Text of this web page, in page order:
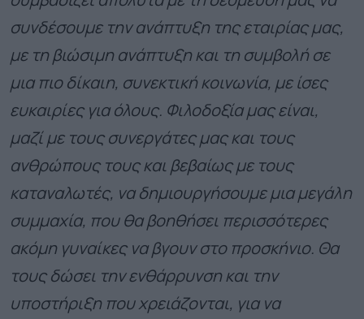
συνδέσουμε την ανάπτυξη της εταιρίας μας,
με τη βιώσιμη ανάπτυξη και τη συμβολή σε
μια πιο δίκαιη, συνεκτική κοινωνία, με ίσες
ευκαιρίες για όλους. Φιλοδοξία μας είναι,
μαζί με τους συνεργάτες μας και τους
ανθρώπους τους και βεβαίως με τους
καταναλωτές, να δημιουργήσουμε μια μεγάλη
συμμαχία, που θα βοηθήσει περισσότερες
ακόμη γυναίκες να βγουν στο προσκήνιο. Θα
τους δώσει την ενθάρρυνση και την
υποστήριξη που χρειάζονται, για να